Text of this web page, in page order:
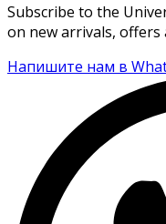
Subscribe to the
on new arrivals,
Напишите нам в